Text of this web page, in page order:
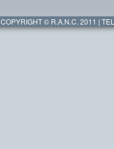
COPYRIGHT © R.A.N.C. 2011 |